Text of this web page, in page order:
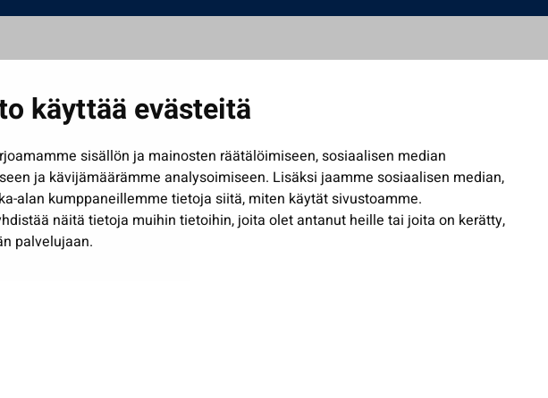
käyttää evästeitä
sisällön ja mainosten räätälöimiseen, sosiaalisen median
ja kävijämäärämme analysoimiseen. Lisäksi jaamme sosiaalisen median,
alan kumppaneillemme tietoja siitä, miten käytät sivustoamme.
näitä tietoja muihin tietoihin, joita olet antanut heille tai joita on kerätty,
palvelujaan.